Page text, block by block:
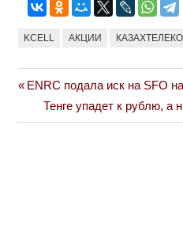
KCELL АКЦИИ
Навигация
по
Previous
Post:
ENRC подала иск на SFO
Next
Post:
Тенге упадет к рублю, а